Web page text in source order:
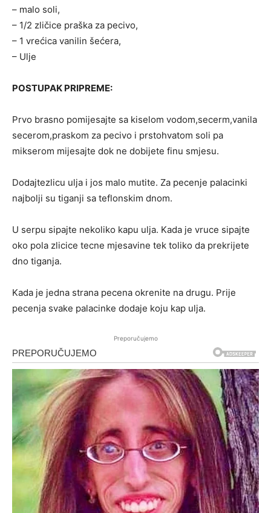
– malo soli,
– 1/2 zličice praška za pecivo,
– 1 vrećica vanilin šećera,
– Ulje
POSTUPAK PRIPREME:
Prvo brasno pomijesajte sa kiselom vodom,secerm,vanila
secerom,praskom za pecivo i prstohvatom soli pa
mikserom mijesajte dok ne dobijete finu smjesu.
Dodajtezlicu ulja i jos malo mutite. Za pecenje palacinki
najbolji su tiganji sa teflonskim dnom.
U serpu sipajte nekoliko kapu ulja. Kada je vruce sipajte
oko pola zlicice tecne mjesavine tek toliko da prekrijete
dno tiganja.
Kada je jedna strana pecena okrenite na drugu. Prije
pecenja svake palacinke dodaje koju kap ulja.
Preporučujemo